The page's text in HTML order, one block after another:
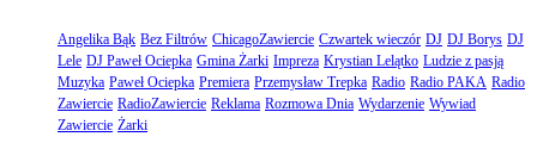
Angelika Bąk Bez Filtrów ChicagoZawiercie Czwartek wieczór DJ DJ Borys DJ
Lele DJ Paweł Ociepka Gmina Żarki Impreza Krystian Lelątko Ludzie z pasją
Muzyka Paweł Ociepka Premiera Przemysław Trepka Radio Radio PAKA Radio
Zawiercie RadioZawiercie Reklama Rozmowa Dnia Wydarzenie Wywiad
Zawiercie Żarki